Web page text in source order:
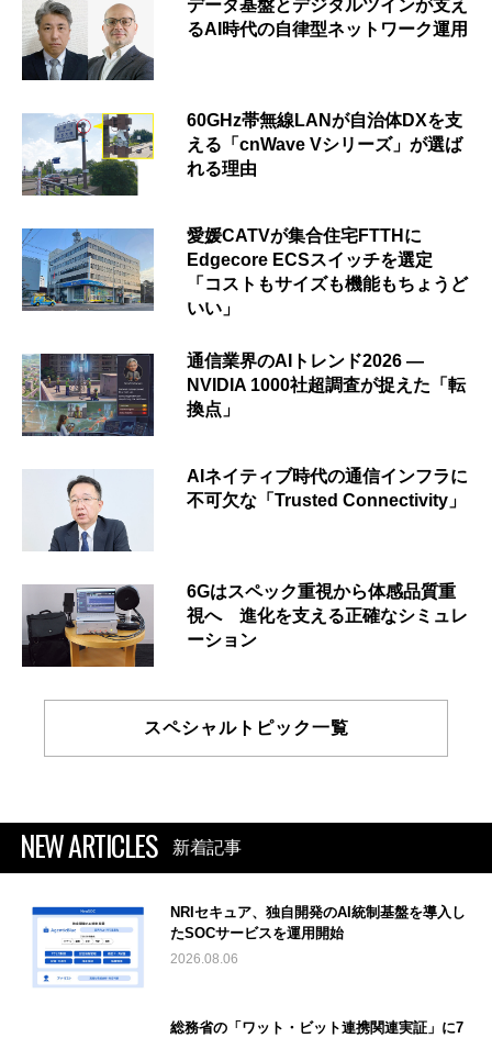
データ基盤とデジタルツインが支え
るAI時代の自律型ネットワーク運用
60GHz帯無線LANが自治体DXを支
える「cnWave Vシリーズ」が選ば
れる理由
愛媛CATVが集合住宅FTTHに
Edgecore ECSスイッチを選定
「コストもサイズも機能もちょうど
いい」
通信業界のAIトレンド2026 ―
NVIDIA 1000社超調査が捉えた「転
換点」
AIネイティブ時代の通信インフラに
不可欠な「Trusted Connectivity」
6Gはスペック重視から体感品質重
視へ 進化を支える正確なシミュレ
ーション
スペシャルトピック一覧
NEW ARTICLES 新着記事
NRIセキュア、独自開発のAI統制基盤を導入し
たSOCサービスを運用開始
2026.08.06
総務省の「ワット・ビット連携関連実証」に7